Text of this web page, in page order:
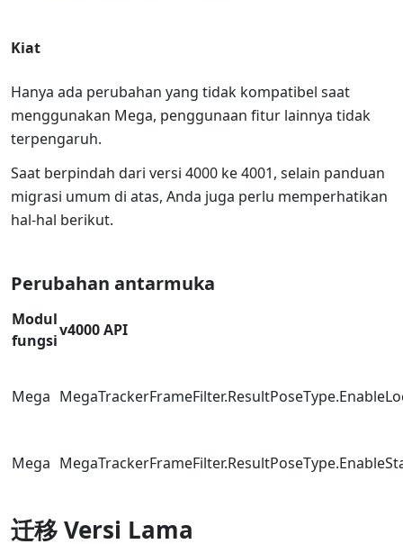
Kiat
Hanya ada perubahan yang tidak kompatibel saat
menggunakan Mega, penggunaan fitur lainnya tidak
terpengaruh.
Saat berpindah dari versi 4000 ke 4001, selain panduan
migrasi umum di atas, Anda juga perlu memperhatikan
hal-hal berikut.
Perubahan antarmuka
Modul
fungsi
v4000 API
Mega
Mega
迁移 Versi Lama